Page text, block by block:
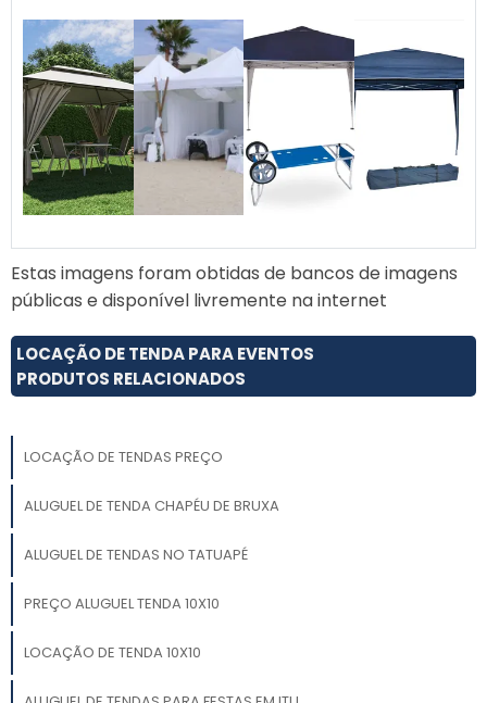
Estas imagens foram obtidas de bancos de imagens
públicas e disponível livremente na internet
LOCAÇÃO DE TENDA PARA EVENTOS
PRODUTOS RELACIONADOS
LOCAÇÃO DE TENDAS PREÇO
ALUGUEL DE TENDA CHAPÉU DE BRUXA
ALUGUEL DE TENDAS NO TATUAPÉ
PREÇO ALUGUEL TENDA 10X10
LOCAÇÃO DE TENDA 10X10